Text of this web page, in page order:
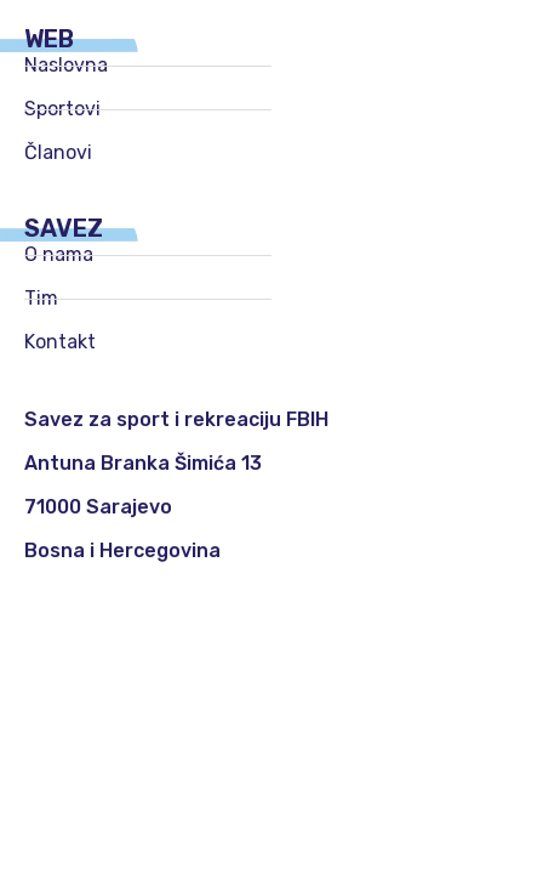
WEB
Naslovna
Sportovi
Članovi
SAVEZ
O nama
Tim
Kontakt
Savez za sport i rekreaciju FBIH
Antuna Branka Šimića 13
71000 Sarajevo
Bosna i Hercegovina